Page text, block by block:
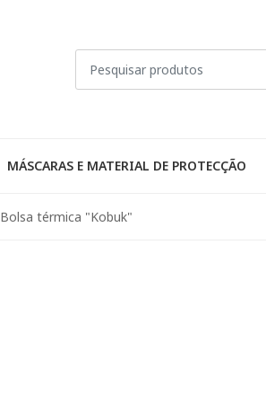
MÁSCARAS E MATERIAL DE PROTECÇÃO
Bolsa térmica "Kobuk"